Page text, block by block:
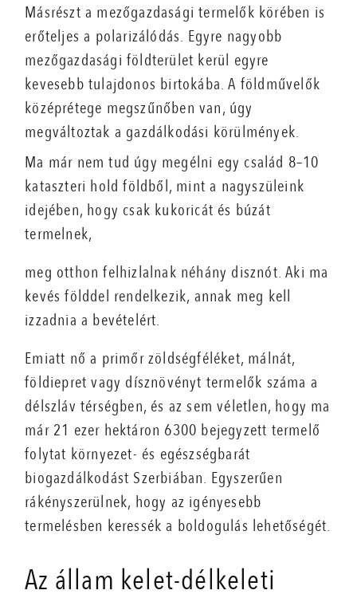
Másrészt a mezőgazdasági termelők körében is
erőteljes a polarizálódás. Egyre nagyobb
mezőgazdasági földterület kerül egyre
kevesebb tulajdonos birtokába. A földművelők
középrétege megszűnőben van, úgy
megváltoztak a gazdálkodási körülmények.
Ma már nem tud úgy megélni egy család 8–10
kataszteri hold földből, mint a nagyszüleink
idejében, hogy csak kukoricát és búzát
termelnek,
meg otthon felhizlalnak néhány disznót. Aki ma
kevés földdel rendelkezik, annak meg kell
izzadnia a bevételért.
Emiatt nő a primőr zöldségféléket, málnát,
földiepret vagy dísznövényt termelők száma a
délszláv térségben, és az sem véletlen, hogy ma
már 21 ezer hektáron 6300 bejegyzett termelő
folytat környezet- és egészségbarát
biogazdálkodást Szerbiában. Egyszerűen
rákényszerülnek, hogy az igényesebb
termelésben keressék a boldogulás lehetőségét.
Az állam kelet-délkeleti